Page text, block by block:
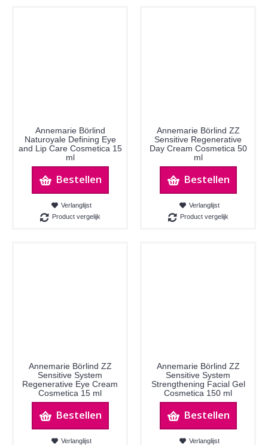
Annemarie Börlind
Naturoyale Defining Eye
and Lip Care Cosmetica 15
ml
Bestellen
Verlanglijst
Product vergelijk
Annemarie Börlind ZZ
Sensitive Regenerative
Day Cream Cosmetica 50
ml
Bestellen
Verlanglijst
Product vergelijk
Annemarie Börlind ZZ
Sensitive System
Regenerative Eye Cream
Cosmetica 15 ml
Bestellen
Verlanglijst
Annemarie Börlind ZZ
Sensitive System
Strengthening Facial Gel
Cosmetica 150 ml
Bestellen
Verlanglijst